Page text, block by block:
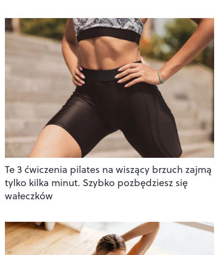
Te 3 ćwiczenia pilates na wiszący brzuch zajmą
tylko kilka minut. Szybko pozbędziesz się
wałeczków